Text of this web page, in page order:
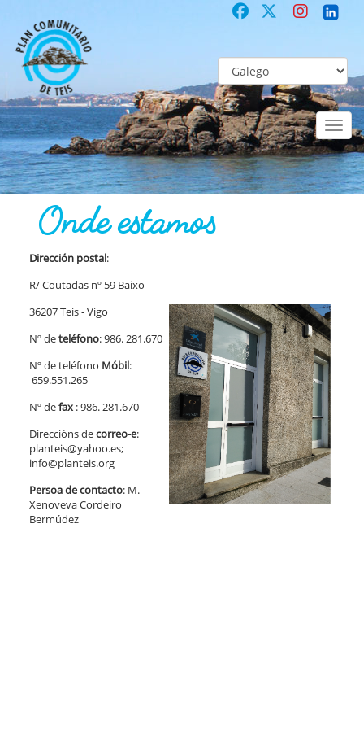
Toggle
COMUNITARIO Co-laboración participativa Onde estamos
Onde estamos
Dirección postal:
R/ Coutadas nº 59 Baixo
36207 Teis - Vigo
Nº deteléfono: 986. 281.670
Nº de teléfono Móbil:
659.551.265
Nº defax : 986. 281.670
Direccións decorreo-e:
planteis@yahoo.es;
info@planteis.org
Persoa de contacto: M.
Xenoveva Cordeiro
Bermúdez